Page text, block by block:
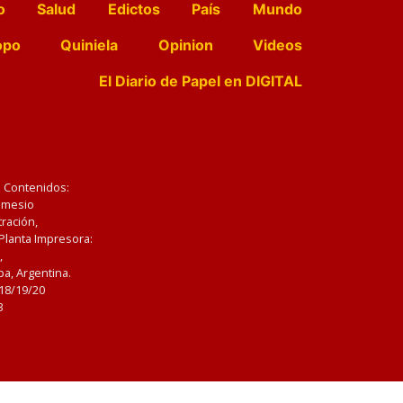
Salud Edictos País
Mundo
Quiniela Opinion
Videos
El Diario de Papel en DIGITAL
Impresora:
Argentina.
19/20